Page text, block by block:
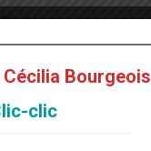
Vie se verra
!;) ) et pour
Bourgeois
clic